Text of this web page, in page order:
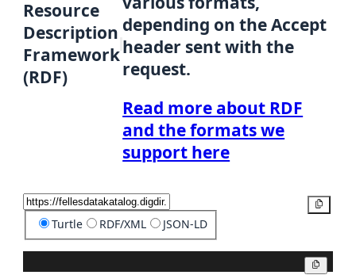
Resource
Description
Framework
(RDF)
depending on the Accept
header sent with the
request.
Read more about RDF
and the formats we
support here
Turtle RDF/XML JSON-LD